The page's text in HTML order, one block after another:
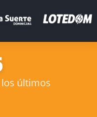
los últimos